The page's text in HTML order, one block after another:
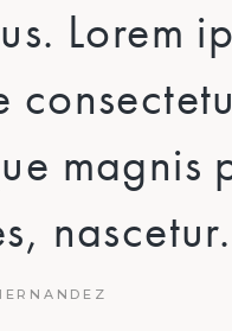
Lorem
magnis